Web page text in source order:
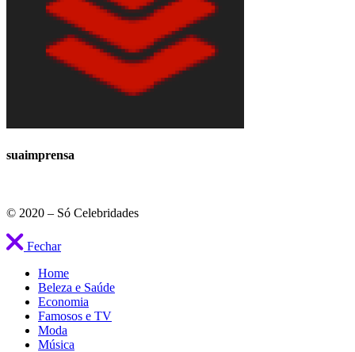
suaimprensa
© 2020 – Só Celebridades
Fechar
Home
Beleza e Saúde
Economia
Famosos e TV
Moda
Música